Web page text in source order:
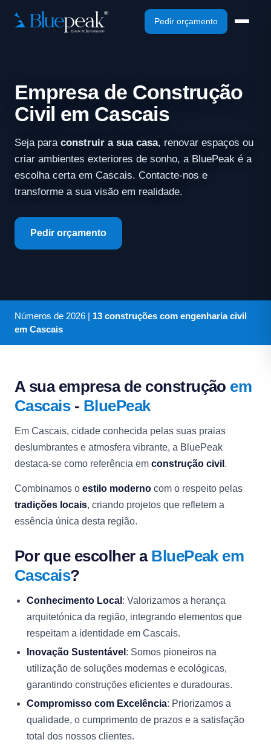
Pedir orçamento
Empresa de Construção
Civil em Cascais
Seja para construir a sua casa, renovar espaços ou
criar ambientes exteriores de sonho, a BluePeak é a
escolha certa em Cascais. Contacte-nos e
transforme a sua visão em realidade.
Pedir orçamento
Números de 2026 | 13 construções com engenharia civil
em Cascais
A sua empresa de construção em
Cascais- BluePeak
Em Cascais, cidade conhecida pelas suas praias
deslumbrantes e atmosfera vibrante, a BluePeak
destaca-se como referência em construção civil .
Combinamos o estilo moderno com o respeito pelas
tradições locais, criando projetos que refletem a
essência única desta região.
Por que escolher a BluePeak em
Cascais?
Conhecimento Local : Valorizamos a herança
arquitetónica da região, integrando elementos que
respeitam a identidade em Cascais.
Inovação Sustentável : Somos pioneiros na
utilização de soluções modernas e ecológicas,
garantindo construções eficientes e duradouras.
Compromisso com Excelência: Priorizamos a
qualidade, o cumprimento de prazos e a satisfação
total dos nossos clientes.